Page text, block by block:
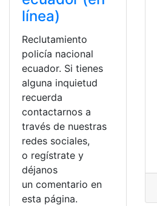
línea)
Reclutamiento
policía nacional
ecuador. Si tienes
alguna inquietud
recuerda
contactarnos a
través de nuestras
redes sociales,
o regístrate y
déjanos
un comentario en
esta página.